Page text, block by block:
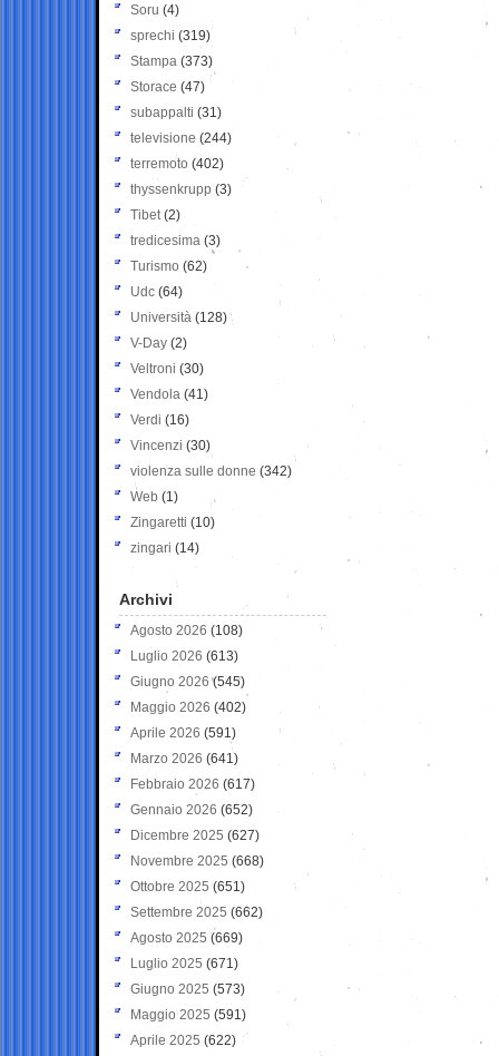
Soru (4)
sprechi (319)
Stampa (373)
Storace (47)
subappalti (31)
televisione(244)
terremoto (402)
thyssenkrupp (3)
Tibet(2)
tredicesima (3)
Turismo (62)
Udc (64)
Università (128)
V-Day (2)
Veltroni (30)
Vendola (41)
Verdi (16)
Vincenzi (30)
violenza sulle donne (342)
Web (1)
Zingaretti (10)
zingari (14)
Archivi
Agosto 2026 (108)
Luglio 2026 (613)
Giugno 2026 (545)
Maggio 2026 (402)
Aprile 2026 (591)
Marzo 2026 (641)
Febbraio 2026 (617)
Gennaio 2026 (652)
Dicembre 2025 (627)
Novembre 2025 (668)
Ottobre 2025 (651)
Settembre 2025 (662)
Agosto 2025 (669)
Luglio 2025 (671)
Giugno 2025 (573)
Maggio 2025 (591)
Aprile 2025 (622)